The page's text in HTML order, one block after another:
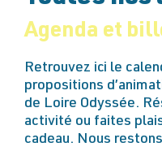
Agenda et
Retrouvez ici le
propositions
de Loire Odyssée.
activité ou faites
cadeau. Nous